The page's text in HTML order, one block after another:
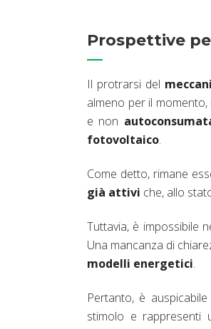
Prospettive
Il protrarsi del
almeno per il momento,
e non
fotovoltaico.
Come detto, rimane
già attivi che, allo
Tuttavia, è impossibile
Una mancanza di
modelli energetici.
Pertanto, è
stimolo e rappresenti